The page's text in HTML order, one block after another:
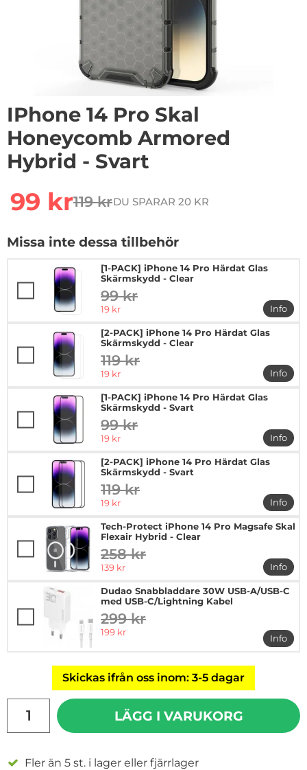
1/9
IPhone 14 Pro Skal
Honeycomb Armored
Hybrid - Svart
rea pris
99 krtidigare pris
119 krDU SPARAR 20 KR
Missa inte dessa tillbehör
[1-PACK] iPhone 14 Pro Härdat Glas
Skärmskydd - Clear
tidigare pris
99 kr
rea pris
19 kr
Info
mer
[2-PACK] iPhone 14 Pro Härdat Glas
Skärmskydd - Clear
tidigare pris
119 kr
rea pris
19 kr
Info
mer
[1-PACK] iPhone 14 Pro Härdat Glas
Skärmskydd - Svart
tidigare pris
99 kr
rea pris
19 kr
Info
mer
[2-PACK] iPhone 14 Pro Härdat Glas
Skärmskydd - Svart
tidigare pris
119 kr
rea pris
19 kr
Info
mer
Tech-Protect iPhone 14 Pro Magsafe Skal
Flexair Hybrid - Clear
tidigare pris
258 kr
rea pris
139 kr
Info
mer
Dudao Snabbladdare 30W USB-A/USB-C
med USB-C/Lightning Kabel
tidigare pris
299 kr
rea pris
199 kr
Info
mer
Skickas ifrån oss inom: 3-5 dagar
LÄGG I VARUKORG
Fler än 5 st. i lager eller fjärrlager